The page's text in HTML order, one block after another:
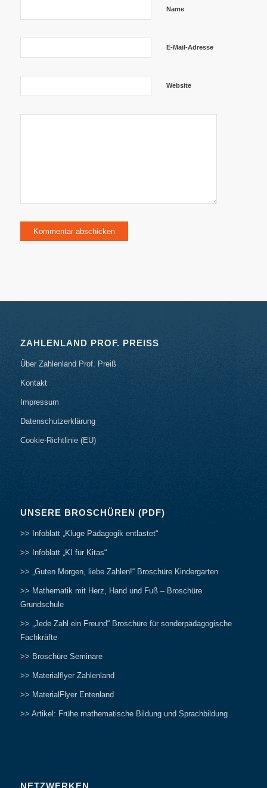
Name
E-Mail-Adresse
Website
ZAHLENLAND PROF. PREISS
Über Zahlenland Prof. Preiß
Kontakt
Impressum
Datenschutzerklärung
Cookie-Richtlinie (EU)
UNSERE BROSCHÜREN (PDF)
>> Infoblatt „Kluge Pädagogik entlastet“
>> Infoblatt „KI für Kitas“
>> „Guten Morgen, liebe Zahlen!“ Broschüre Kindergarten
>> Mathematik mit Herz, Hand und Fuß – Broschüre
Grundschule
>> „Jede Zahl ein Freund“ Broschüre für sonderpädagogische
Fachkräfte
>> Broschüre Seminare
>> Materialflyer Zahlenland
>> MaterialFlyer Entenland
>> Artikel: Frühe mathematische Bildung und Sprachbildung